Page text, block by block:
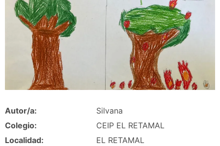
Autor/a:
Silvana
Colegio:
CEIP EL RETAMAL
Localidad:
EL RETAMAL